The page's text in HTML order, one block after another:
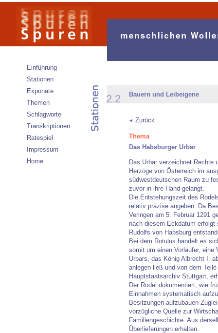
Einführung
Stationen
Exponate
Themen
Schlagworte
Transkriptionen
Ratespiel
Impressum
Home
2.2 Bauern und Leibeigene
Zurück
Thema
Das Habsburger Urbar
Das Urbar verzeichnet Rechte
Herzöge von Österreich im
südwestdeutschen Raum zu
zuvor in ihre Hand gelangt.
Die Entstehungszeit des
relativ präzise angeben. Da
Veringen am 5. Februar 1291
nach diesem Eckdatum
Rudolfs von Habsburg
Bei dem Rotulus handelt es
somit um einen Vorläufer, eine
Urbars, das König Albrecht I.
anlegen ließ und von dem
Hauptstaatsarchiv Stuttgart,
Der Rodel dokumentiert, wie
Einnahmen systematisch
Besitzungen aufzubauen
vorzügliche Quelle zur
Familiengeschichte. Aus
Überlieferungen erhalten.